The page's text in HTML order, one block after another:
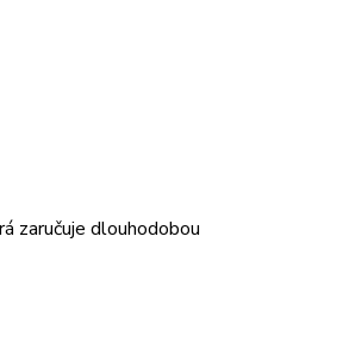
zaručuje dlouhodobou